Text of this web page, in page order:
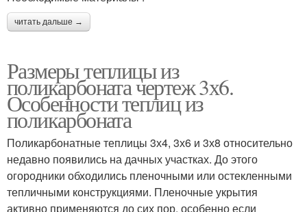
читать дальше →
Размеры теплицы из
поликарбоната чертеж 3х6.
Особенности теплиц из
поликарбоната
Поликарбонатные теплицы 3х4, 3х6 и 3х8 относительно
недавно появились на дачных участках. До этого
огородники обходились пленочными или остекленными
тепличными конструкциями. Пленочные укрытия
активно применяются до сих пор, особенно если